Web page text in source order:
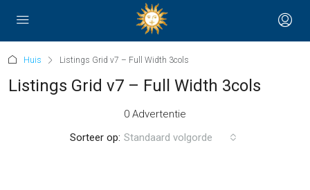
Huis Listings Grid v7 – Full Width 3cols
Listings Grid v7 – Full Width 3cols
0 Advertentie
Sorteer op: Standaard volgorde